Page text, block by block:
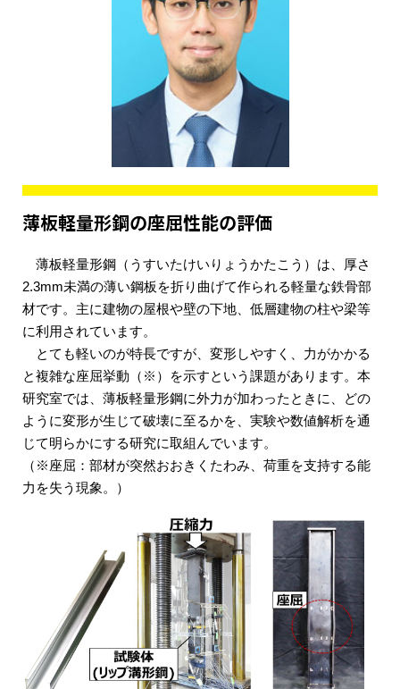
薄板軽量形鋼の座屈性能の評価
薄板軽量形鋼（うすいたけいりょうかたこう）は、厚さ
2.3mm未満の薄い鋼板を折り曲げて作られる軽量な鉄骨部
材です。主に建物の屋根や壁の下地、低層建物の柱や梁等
に利用されています。
とても軽いのが特長ですが、変形しやすく、力がかかる
と複雑な座屈挙動（※）を示すという課題があります。本
研究室では、薄板軽量形鋼に外力が加わったときに、どの
ように変形が生じて破壊に至るかを、実験や数値解析を通
じて明らかにする研究に取組んでいます。
（※座屈：部材が突然おおきくたわみ、荷重を支持する能
力を失う現象。）